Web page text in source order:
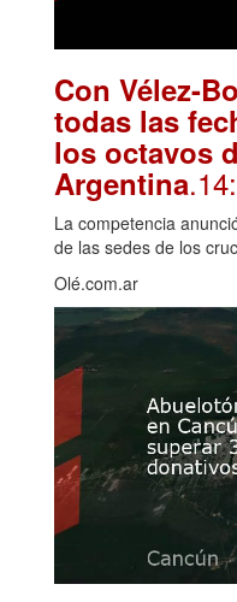
Con Vélez-
todas las
los octavos
Argentina
La competencia
de las sedes de los
Olé.com.ar